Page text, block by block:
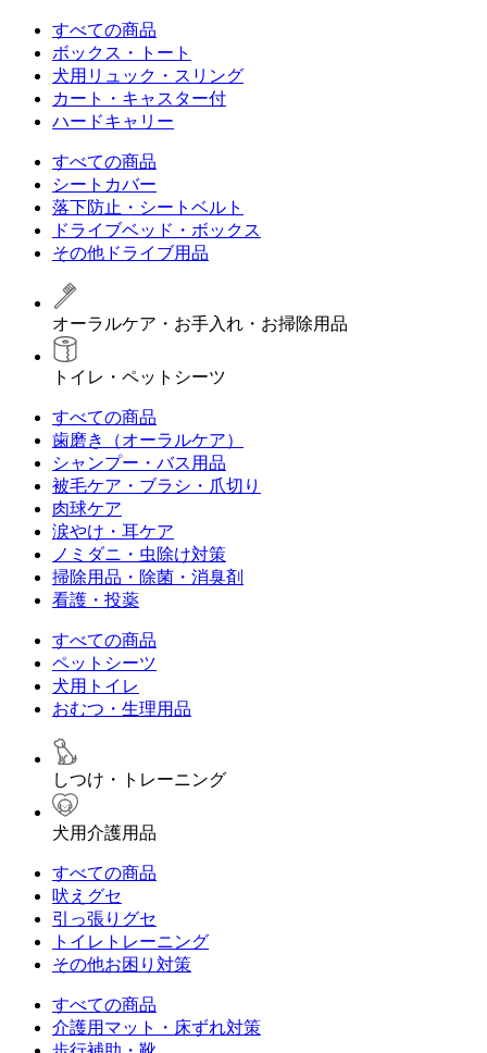
すべての商品
ボックス・トート
犬用リュック・スリング
カート・キャスター付
ハードキャリー
すべての商品
シートカバー
落下防止・シートベルト
ドライブベッド・ボックス
その他ドライブ用品
オーラルケア・お手入れ・お掃除用品
トイレ・ペットシーツ
すべての商品
歯磨き（オーラルケア）
シャンプー・バス用品
被毛ケア・ブラシ・爪切り
肉球ケア
涙やけ・耳ケア
ノミダニ・虫除け対策
掃除用品・除菌・消臭剤
看護・投薬
すべての商品
ペットシーツ
犬用トイレ
おむつ・生理用品
しつけ・トレーニング
犬用介護用品
すべての商品
吠えグセ
引っ張りグセ
トイレトレーニング
その他お困り対策
すべての商品
介護用マット・床ずれ対策